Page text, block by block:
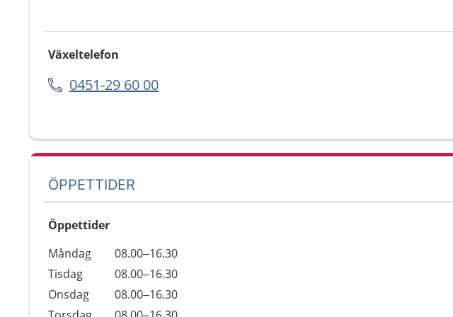
Växeltelefon
0451-29 60 00
ÖPPETTIDER
Öppettider
Dag
Öppettider
Kommentarer
Måndag
08.00–16.30
Tisdag
08.00–16.30
Onsdag
08.00–16.30